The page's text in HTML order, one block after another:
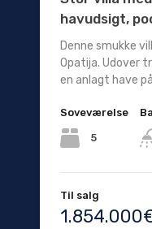
havudsigt,
Denne smukke
Opatija. Udover
en anlagt have
Soveværelse
5
Til salg